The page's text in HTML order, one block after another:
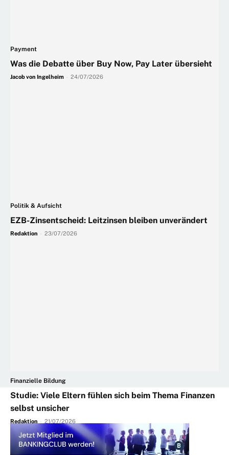
Payment
Was die Debatte über Buy Now, Pay Later übersieht
Jacob von Ingelheim 24/07/2026
Politik & Aufsicht
EZB-Zinsentscheid: Leitzinsen bleiben unverändert
Redaktion 23/07/2026
Finanzielle Bildung
Studie: Viele Eltern fühlen sich beim Thema Finanzen
selbst unsicher
Redaktion - 21/07/2026